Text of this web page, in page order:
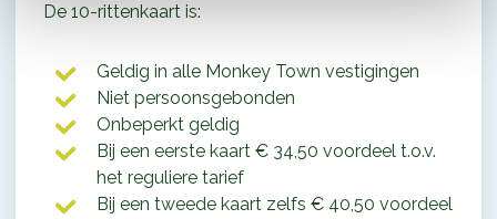
De 10-rittenkaart is:
Geldig in alle Monkey Town vestigingen
Niet persoonsgebonden
Onbeperkt geldig
Bij een eerste kaart € 34,50 voordeel t.o.v.
het reguliere tarief
Bij een tweede kaart zelfs € 40,50 voordeel